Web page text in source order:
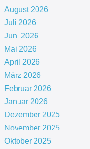
August 2026
Juli 2026
Juni 2026
Mai 2026
April 2026
März 2026
Februar 2026
Januar 2026
Dezember 2025
November 2025
Oktober 2025